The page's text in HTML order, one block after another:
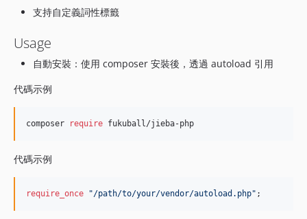
支持自定義詞性標籤
Usage
自動安裝：使用 composer 安裝後，透過 autoload 引用
代碼示例
composer require fukuball/jieba-php
代碼示例
require_once "/path/to/your/vendor/autoload.php" ;